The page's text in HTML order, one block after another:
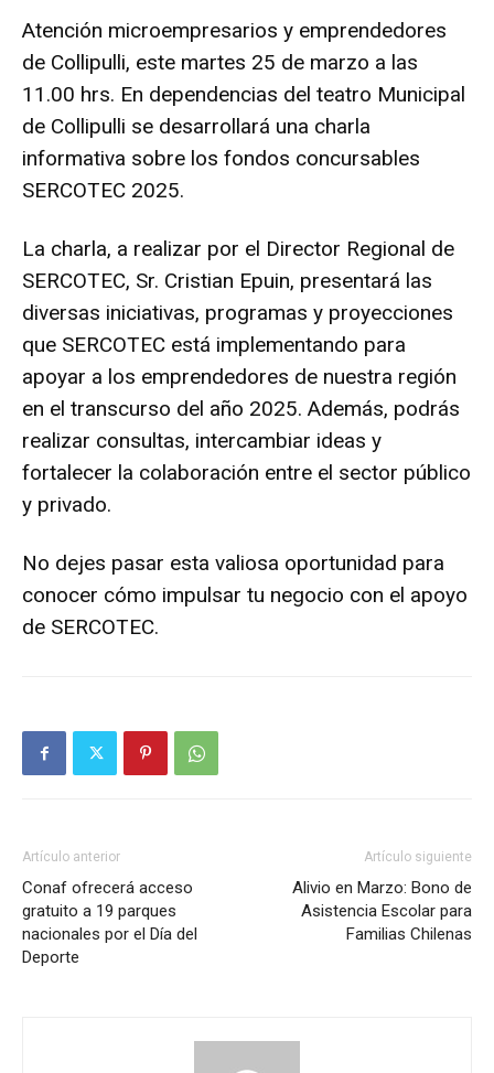
Atención microempresarios y emprendedores
de Collipulli, este martes 25 de marzo a las
11.00 hrs. En dependencias del teatro Municipal
de Collipulli se desarrollará una charla
informativa sobre los fondos concursables
SERCOTEC 2025.
La charla, a realizar por el Director Regional de
SERCOTEC, Sr. Cristian Epuin, presentará las
diversas iniciativas, programas y proyecciones
que SERCOTEC está implementando para
apoyar a los emprendedores de nuestra región
en el transcurso del año 2025. Además, podrás
realizar consultas, intercambiar ideas y
fortalecer la colaboración entre el sector público
y privado.
No dejes pasar esta valiosa oportunidad para
conocer cómo impulsar tu negocio con el apoyo
de SERCOTEC.
Artículo anterior
Conaf ofrecerá acceso
gratuito a 19 parques
nacionales por el Día del
Deporte
Artículo siguiente
Alivio en Marzo: Bono de
Asistencia Escolar para
Familias Chilenas